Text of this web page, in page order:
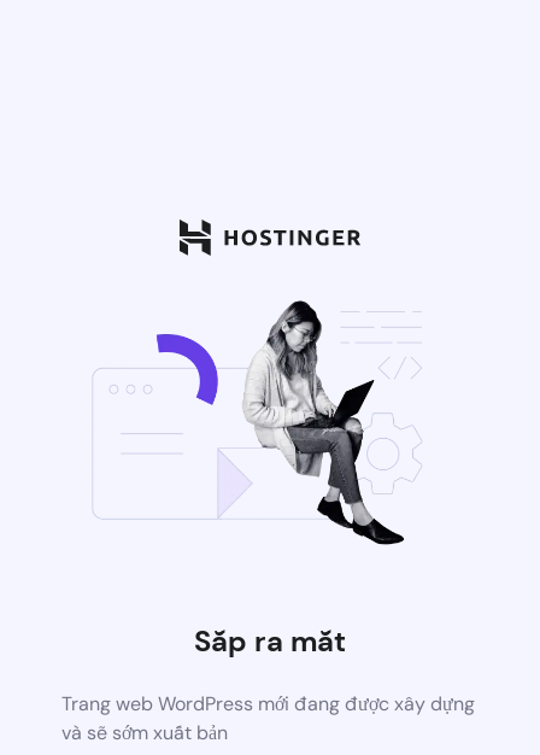
Sắp ra mắt
Trang web WordPress mới đang được xây dựng
và sẽ sớm xuất bản